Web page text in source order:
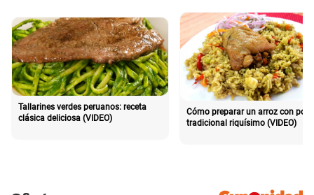
Tallarines verdes peruanos: receta
clásica deliciosa (VIDEO)
Cómo preparar un arroz con pollo
tradicional riquísimo (VIDEO)